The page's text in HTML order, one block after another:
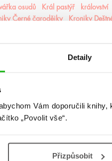
Detaily
Vám doporučili knihy,
„Povolit vše“.
Přizpůsobit
osudů Král pastýř království
Černé čarodějky Kroniky
Lunasterové magie
kluky
Nezdolná Nikdynoc Nikdyuš
Odkaz Orďši Ofélie Scaleová
Pěškopisy Phobos Píseň zimy
Poslední hodina Poušť